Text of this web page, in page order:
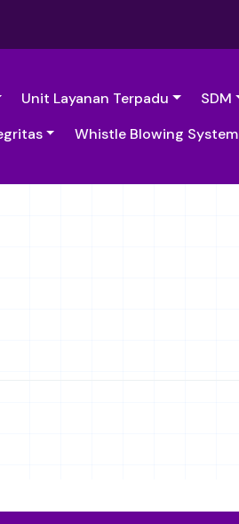
Unit Layanan Terpadu SDM
Whistle Blowing System